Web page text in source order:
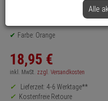
Einsatzbereich: Innenbereich,
Farbe: Orange
18,95 €
inkl. MwSt. zzgl. Versandkosten
Lieferzeit: 4-6 Werktage**
Kostenfreie Retoure
Alle